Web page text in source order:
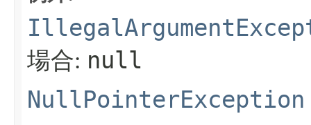
場合: null
NullPointerException